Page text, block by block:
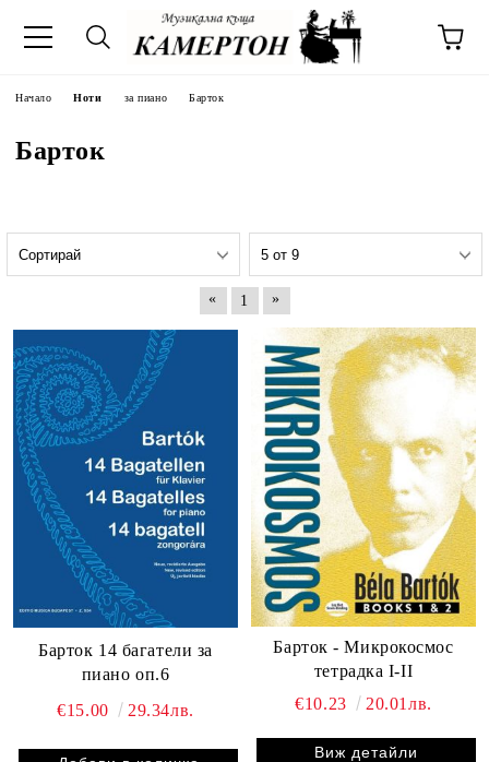
Начало Ноти за пиано Барток
Барток
« 1 »
Барток 14 багатели за
пиано оп.6
€15.00
29.34лв.
Барток - Микрокосмос
тeтрадка I-II
€10.23
20.01лв.
Виж детайли